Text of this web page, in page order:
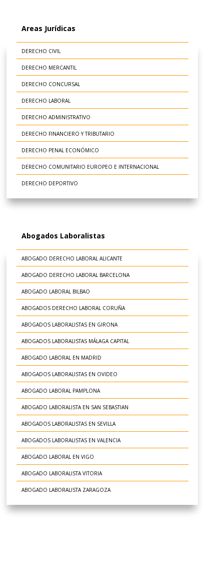
Areas Jurídicas
DERECHO CIVIL
DERECHO MERCANTIL
DERECHO CONCURSAL
DERECHO LABORAL
DERECHO ADMINISTRATIVO
DERECHO FINANCIERO Y TRIBUTARIO
DERECHO PENAL ECONÓMICO
DERECHO COMUNITARIO EUROPEO E INTERNACIONAL
DERECHO DEPORTIVO
Abogados Laboralistas
ABOGADO DERECHO LABORAL ALICANTE
ABOGADO DERECHO LABORAL BARCELONA
ABOGADO LABORAL BILBAO
ABOGADOS DERECHO LABORAL CORUÑA
ABOGADOS LABORALISTAS EN GIRONA
ABOGADOS LABORALISTAS MÁLAGA CAPITAL
ABOGADO LABORAL EN MADRID
ABOGADOS LABORALISTAS EN OVIDEO
ABOGADO LABORAL PAMPLONA
ABOGADO LABORALISTA EN SAN SEBASTIAN
ABOGADOS LABORALISTAS EN SEVILLA
ABOGADOS LABORALISTAS EN VALENCIA
ABOGADO LABORAL EN VIGO
ABOGADO LABORALISTA VITORIA
ABOGADO LABORALISTA ZARAGOZA